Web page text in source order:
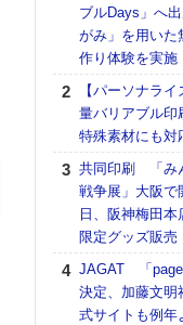
ブルDays」へ
がみ」を用いた
作り体験を実施
【パーソナラ
量バリアブル印
特殊素材にも対
共同印刷 「み
戦争展」大阪
日、阪神梅田
限定グッズ販売
JAGAT 「
決定、加藤文
式サイトも例年